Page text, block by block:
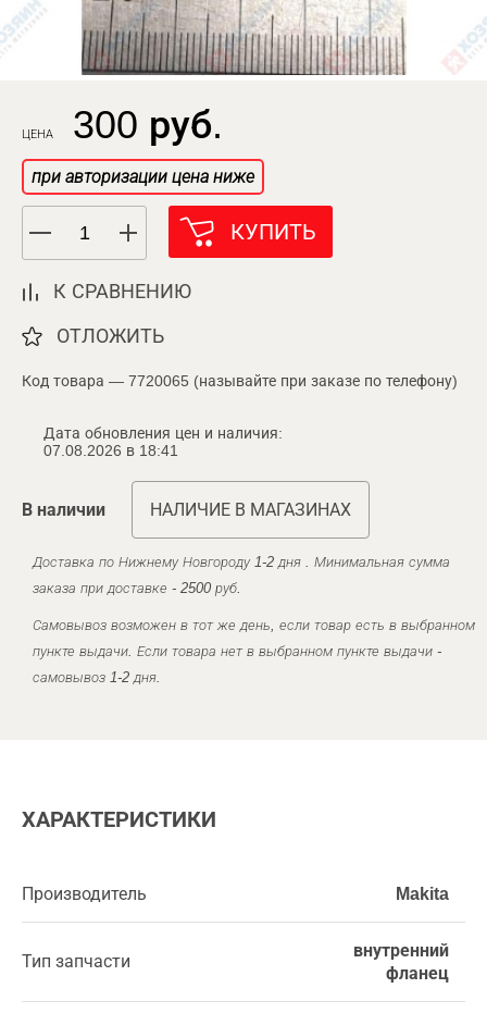
ЦЕНА 300 руб.
при авторизации цена ниже
КУПИТЬ
К СРАВНЕНИЮ
ОТЛОЖИТЬ
Код товара — 7720065 (называйте при заказе по телефону)
Дата обновления цен и наличия:
07.08.2026 в 18:41
В наличии НАЛИЧИЕ В МАГАЗИНАХ
Доставка по Нижнему Новгороду 1-2 дня . Минимальная сумма
заказа при доставке - 2500 руб.
Самовывоз возможен в тот же день, если товар есть в выбранном
пункте выдачи. Если товара нет в выбранном пункте выдачи -
самовывоз 1-2 дня.
ХАРАКТЕРИСТИКИ
Производитель Makita
Тип запчасти
внутренний
фланец